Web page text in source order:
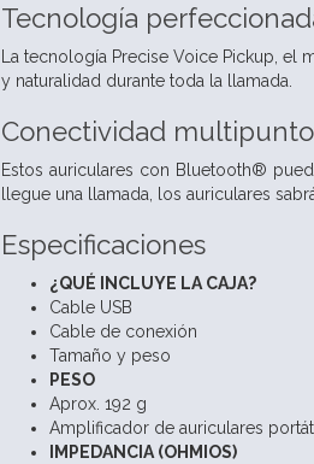
Tecnología
La tecnología Precise Voice Pickup,
y naturalidad durante toda la llamada.
Conectividad multipunto
Estos auriculares con Bluetooth®
llegue una llamada, los auriculares
Especificaciones
¿QUÉ INCLUYE LA CAJA?
Cable USB
Cable de conexión
Tamaño y peso
PESO
Aprox. 192 g
Amplificador de auriculares
IMPEDANCIA (OHMIOS)